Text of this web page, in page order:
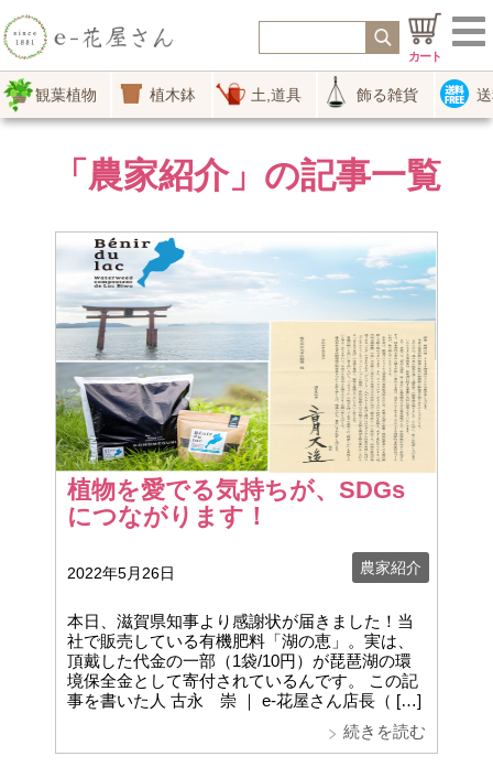
カート
観葉植物 植木鉢 土,道具 飾る雑貨
「農家紹介」の記事一覧
植物を愛でる気持ちが、SDGs
につながります！
2022年5月26日 農家紹介
本日、滋賀県知事より感謝状が届きました！当
社で販売している有機肥料「湖の恵」。実は、
頂戴した代金の一部（1袋/10円）が琵琶湖の環
境保全金として寄付されているんです。 この記
事を書いた人 古永 崇 ｜ e-花屋さん店長（ […]
続きを読む